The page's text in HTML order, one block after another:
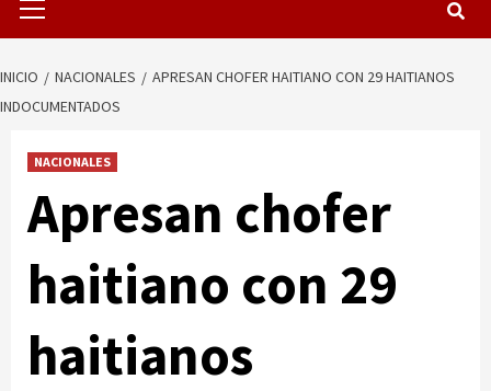
primario
INICIO NACIONALES
APRESAN CHOFER HAITIANO CON 29 HAITIANOS
INDOCUMENTADOS
NACIONALES
Apresan chofer
haitiano con 29
haitianos